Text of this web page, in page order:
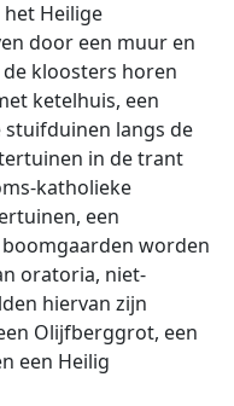
het Heilige
door een muur en
kloosters horen
ketelhuis, een
langs de
in de trant
katholieke
een
worden
oratoria, niet-
hiervan zijn
Olijfberggrot, een
een Heilig